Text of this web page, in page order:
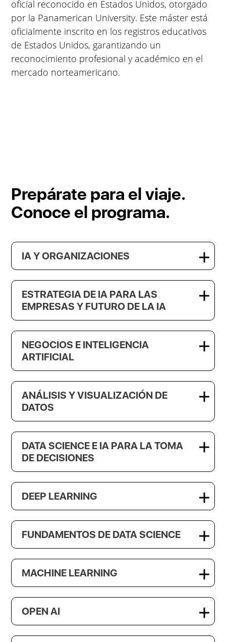
oficial reconocido en Estados Unidos, otorgado
por la Panamerican University. Este máster está
oficialmente inscrito en los registros educativos
de Estados Unidos, garantizando un
reconocimiento profesional y académico en el
mercado norteamericano.
Prepárate para el viaje.
Conoce el programa.
IA Y ORGANIZACIONES
ESTRATEGIA DE IA PARA LAS
EMPRESAS Y FUTURO DE LA IA
NEGOCIOS E INTELIGENCIA
ARTIFICIAL
ANÁLISIS Y VISUALIZACIÓN DE
DATOS
DATA SCIENCE E IA PARA LA TOMA
DE DECISIONES
DEEP LEARNING
FUNDAMENTOS DE DATA SCIENCE
MACHINE LEARNING
OPEN AI